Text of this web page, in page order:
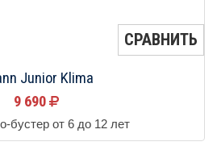
СРАВНИТЬ
Junior Klima
9 690
бустер от 6 до 12 лет